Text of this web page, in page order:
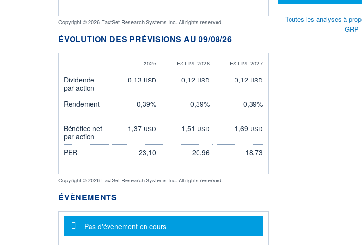
Copyright © 2026 FactSet Research Systems Inc. All rights reserved.
ÉVOLUTION DES PRÉVISIONS AU 09/08/26
2025 ESTIM. 2026 ESTIM. 2027
Dividende
par action
0,13 USD 0,12 USD 0,12 USD
Rendement 0,39% 0,39% 0,39%
Bénéfice net
par action
1,37 USD 1,51 USD 1,69 USD
PER 23,10 20,96 18,73
Copyright © 2026 FactSet Research Systems Inc. All rights reserved.
ÉVÈNEMENTS
Message d'information
Pas d'évènement en cours
Toutes les analyses à
GRP